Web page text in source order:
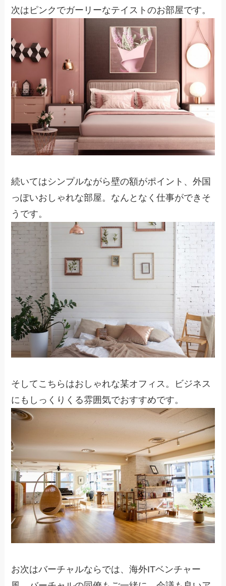
次はピンクでガーリーなテイストのお部屋です。
続いてはシンプルながら壁の額がポイント、外国
っぽいおしゃれな部屋。なんとなく仕事ができそ
うです。
そしてこちらはおしゃれな某オフィス。ビジネス
にもしっくりくる雰囲気でおすすめです。
お次はバーチャルならでは、海外ITベンチャー